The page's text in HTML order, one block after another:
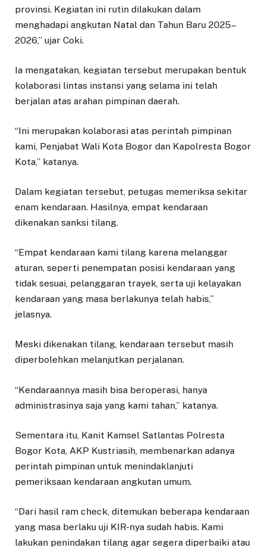
provinsi. Kegiatan ini rutin dilakukan dalam
menghadapi angkutan Natal dan Tahun Baru 2025–
2026,” ujar Coki.
Ia mengatakan, kegiatan tersebut merupakan bentuk
kolaborasi lintas instansi yang selama ini telah
berjalan atas arahan pimpinan daerah.
“Ini merupakan kolaborasi atas perintah pimpinan
kami, Penjabat Wali Kota Bogor dan Kapolresta Bogor
Kota,” katanya.
Dalam kegiatan tersebut, petugas memeriksa sekitar
enam kendaraan. Hasilnya, empat kendaraan
dikenakan sanksi tilang.
“Empat kendaraan kami tilang karena melanggar
aturan, seperti penempatan posisi kendaraan yang
tidak sesuai, pelanggaran trayek, serta uji kelayakan
kendaraan yang masa berlakunya telah habis,”
jelasnya.
Meski dikenakan tilang, kendaraan tersebut masih
diperbolehkan melanjutkan perjalanan.
“Kendaraannya masih bisa beroperasi, hanya
administrasinya saja yang kami tahan,” katanya.
Sementara itu, Kanit Kamsel Satlantas Polresta
Bogor Kota, AKP Kustriasih, membenarkan adanya
perintah pimpinan untuk menindaklanjuti
pemeriksaan kendaraan angkutan umum.
“Dari hasil ram check, ditemukan beberapa kendaraan
yang masa berlaku uji KIR-nya sudah habis. Kami
lakukan penindakan tilang agar segera diperbaiki atau